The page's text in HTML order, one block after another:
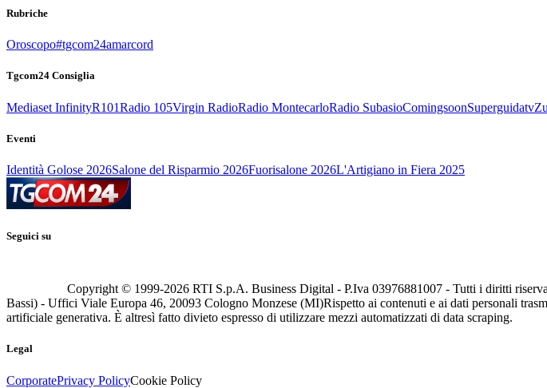
Rubriche
Oroscopo#tgcom24amarcord
Tgcom24 Consiglia
Mediaset InfinityR101Radio 105Virgin RadioRadio MontecarloRadio SubasioComingsoonSuperguidatv
Eventi
Identità Golose 2026Salone del Risparmio 2026Fuorisalone 2026L'Artigiano in Fiera 2025
Seguici su
Copyright © 1999-2026 RTI S.p.A. Business Digital - P.Iva 03976881007 - Tutti i diritti
Bassi) - Uffici Viale Europa 46, 20093 Cologno Monzese (MI)Rispetto ai contenuti e ai dati personali
artificiale generativa. È altresì fatto divieto espresso di utilizzare mezzi automatizzati di data scraping.
Legal
CorporatePrivacy PolicyCookie Policy